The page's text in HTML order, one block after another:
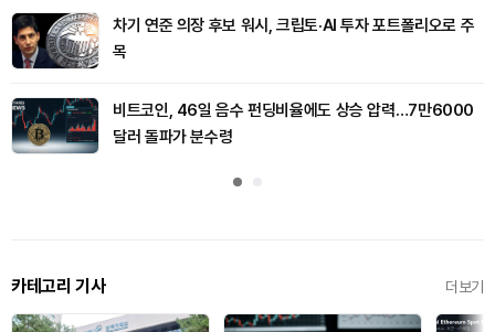
차기 연준 의장 후보 워시, 크립토·AI 투자 포트폴리오로 주
목
비트코인, 46일 음수 펀딩비율에도 상승 압력…7만6000
달러 돌파가 분수령
카테고리 기사 더보기